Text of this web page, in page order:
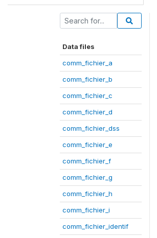
Data files
comm_fichier_a
comm_fichier_b
comm_fichier_c
comm_fichier_d
comm_fichier_dss
comm_fichier_e
comm_fichier_f
comm_fichier_g
comm_fichier_h
comm_fichier_i
comm_fichier_identif